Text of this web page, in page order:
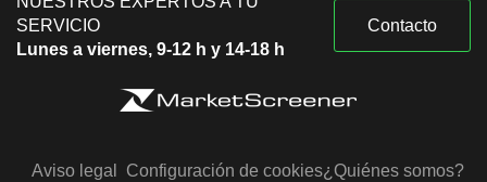
SERVICIO
Lunes a viernes, 9-12 h y 14-18 h
Contacto
Aviso legal Configuración de cookies¿Quiénes somos?